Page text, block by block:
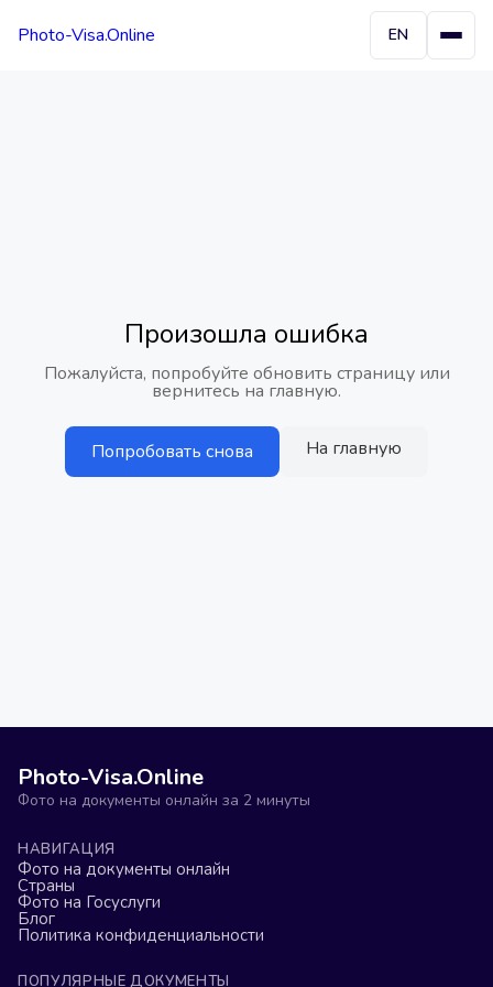
Photo-Visa.Online EN
Произошла ошибка
Пожалуйста, попробуйте обновить страницу или
вернитесь на главную.
Попробовать снова На главную
Photo-Visa.Online
Фото на документы онлайн за 2 минуты
НАВИГАЦИЯ
Фото на документы онлайн
Страны
Фото на Госуслуги
Блог
Политика конфиденциальности
ПОПУЛЯРНЫЕ ДОКУМЕНТЫ